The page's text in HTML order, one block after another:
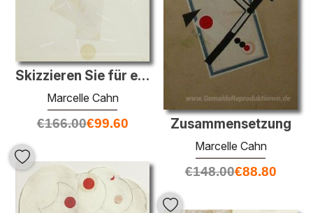
Zusammensetzung
Marcelle Cahn
€148.00€88.80
Skizzieren Sie für eine Collage
Marcelle Cahn
€166.00€99.60